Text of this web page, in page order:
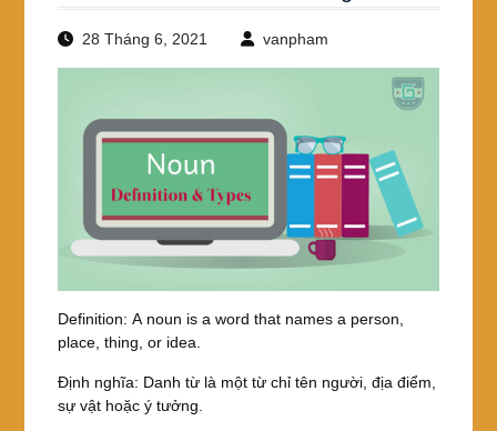
28 Tháng 6, 2021 vanpham
Definition: A noun is a word that names a person,
place, thing, or idea.
Định nghĩa: Danh từ là một từ chỉ tên người, địa điểm,
sự vật hoặc ý tưởng.